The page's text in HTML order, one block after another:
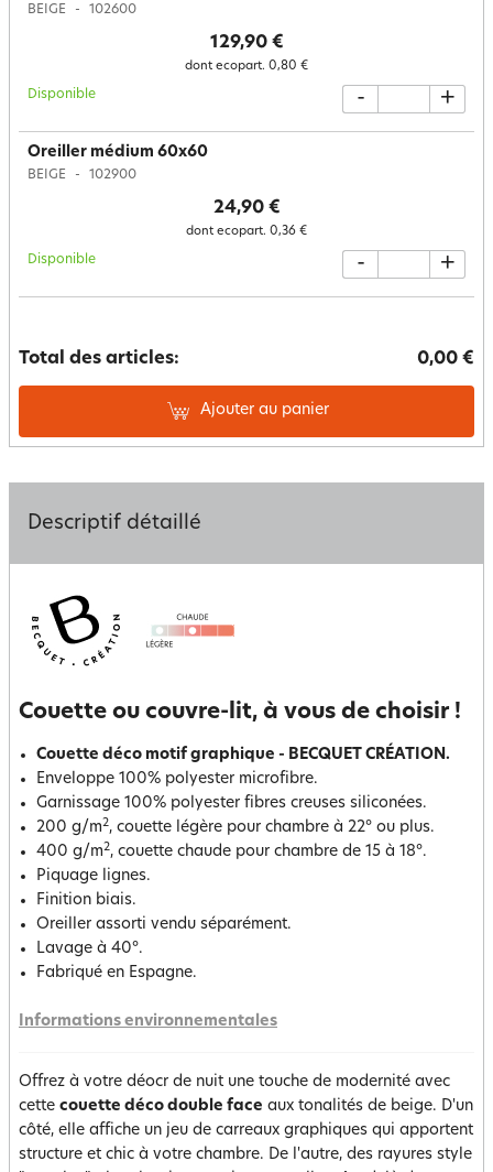
BEIGE 102600
129,90 €
dont ecopart. 0,80 €
Disponible - +
Oreiller médium 60x60
BEIGE 102900
24,90 €
dont ecopart. 0,36 €
Disponible - +
Total des articles: 0,00 €
Ajouter au panier
Descriptif détaillé
Couette ou couvre-lit, à vous de choisir !
Couette déco motif graphique - BECQUET CRÉATION.
Enveloppe 100% polyester microfibre.
Garnissage 100% polyester fibres creuses siliconées.
200 g/m2, couette légère pour chambre à 22° ou plus.
400 g/m2, couette chaude pour chambre de 15 à 18°.
Piquage lignes.
Finition biais.
Oreiller assorti vendu séparément.
Lavage à 40°.
Fabriqué en Espagne.
Informations environnementales
Offrez à votre déocr de nuit une touche de modernité avec
cette couette déco double face aux tonalités de beige. D'un
côté, elle affiche un jeu de carreaux graphiques qui apportent
structure et chic à votre chambre. De l'autre, des rayures style